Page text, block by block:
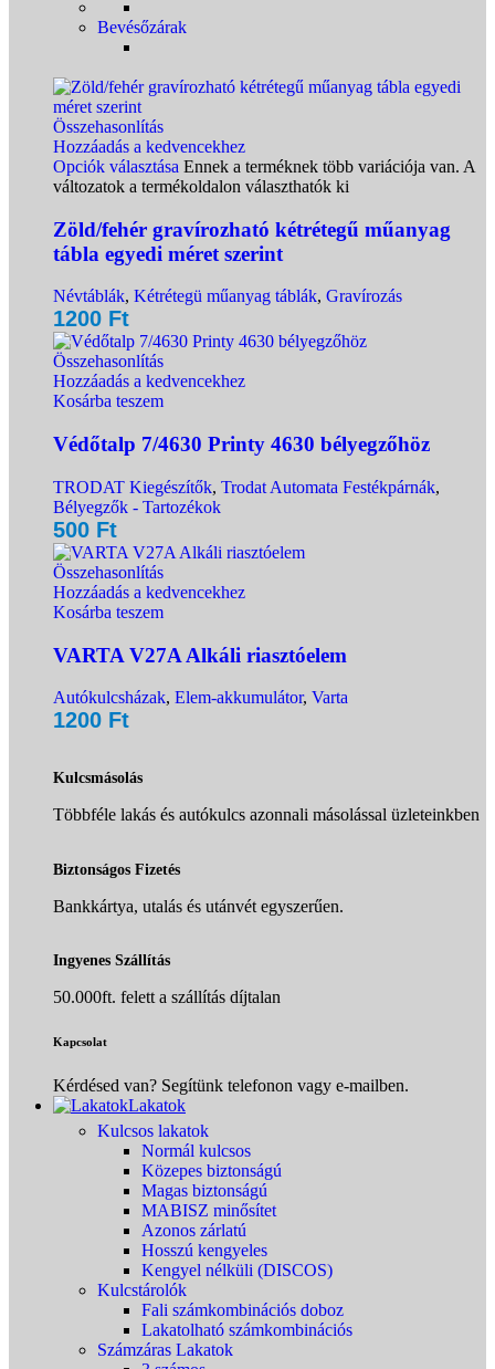
Bevésőzárak
Összehasonlítás
Hozzáadás a kedvencekhez
Opciók választása Ennek a terméknek több variációja van. A
változatok a termékoldalon választhatók ki
Zöld/fehér gravírozható kétrétegű műanyag
tábla egyedi méret szerint
Névtáblák, Kétrétegü műanyag táblák, Gravírozás
1200 Ft
Összehasonlítás
Hozzáadás a kedvencekhez
Kosárba teszem
Védőtalp 7/4630 Printy 4630 bélyegzőhöz
TRODAT Kiegészítők, Trodat Automata Festékpárnák,
Bélyegzők - Tartozékok
500 Ft
Összehasonlítás
Hozzáadás a kedvencekhez
Kosárba teszem
VARTA V27A Alkáli riasztóelem
Autókulcsházak, Elem-akkumulátor, Varta
1200 Ft
Kulcsmásolás
Többféle lakás és autókulcs azonnali másolással üzleteinkben
Biztonságos Fizetés
Bankkártya, utalás és utánvét egyszerűen.
Ingyenes Szállítás
50.000ft. felett a szállítás díjtalan
Kapcsolat
Kérdésed van? Segítünk telefonon vagy e-mailben.
Lakatok
Kulcsos lakatok
Normál kulcsos
Közepes biztonságú
Magas biztonságú
MABISZ minősítet
Azonos zárlatú
Hosszú kengyeles
Kengyel nélküli (DISCOS)
Kulcstárolók
Fali számkombinációs doboz
Lakatolható számkombinációs
Számzáras Lakatok